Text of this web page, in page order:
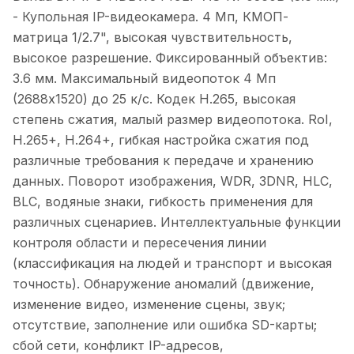
- Купольная IP-видеокамера. 4 Мп, КМОП-
матрица 1/2.7", высокая чувствительность,
высокое разрешение. Фиксированный объектив:
3.6 мм. Максимальный видеопоток 4 Мп
(2688x1520) до 25 к/с. Кодек H.265, высокая
степень сжатия, малый размер видеопотока. RoI,
H.265+, H.264+, гибкая настройка сжатия под
различные требования к передаче и хранению
данных. Поворот изображения, WDR, 3DNR, HLC,
BLC, водяные знаки, гибкость применения для
различных сценариев. Интеллектуальные функции
контроля области и пересечения линии
(классификация на людей и транспорт и высокая
точность). Обнаружение аномалий (движение,
изменение видео, изменение сцены, звук;
отсутствие, заполнение или ошибка SD-карты;
сбой сети, конфликт IP-адресов,